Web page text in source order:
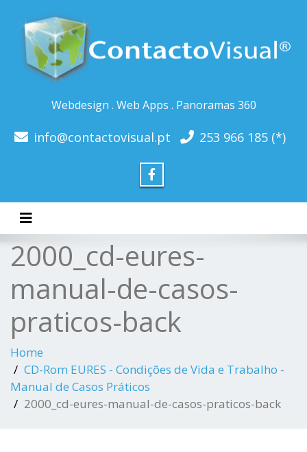
Webdesign . Web Apps . Panoramas 360
info@contactovisual.pt 253 966 185 (*)
Toggle navigation
2000_cd-eures-
manual-de-casos-
praticos-back
Home
CD-Rom EURES - Condições de Vida e Trabalho -
Manual de Casos Práticos
2000_cd-eures-manual-de-casos-praticos-back